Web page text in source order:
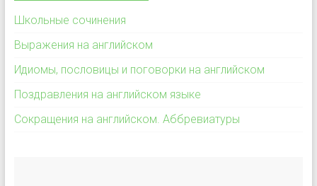
Школьные сочинения
Выражения на английском
Идиомы, пословицы и поговорки на английском
Поздравления на английском языке
Сокращения на английском. Аббревиатуры